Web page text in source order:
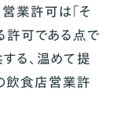
業許可は「そ
許可である点で
る、温めて提
飲食店営業許